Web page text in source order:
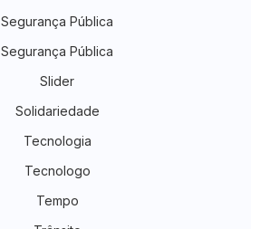
Segurança Pública
Segurança Pública
Slider
Solidariedade
Tecnologia
Tecnologo
Tempo